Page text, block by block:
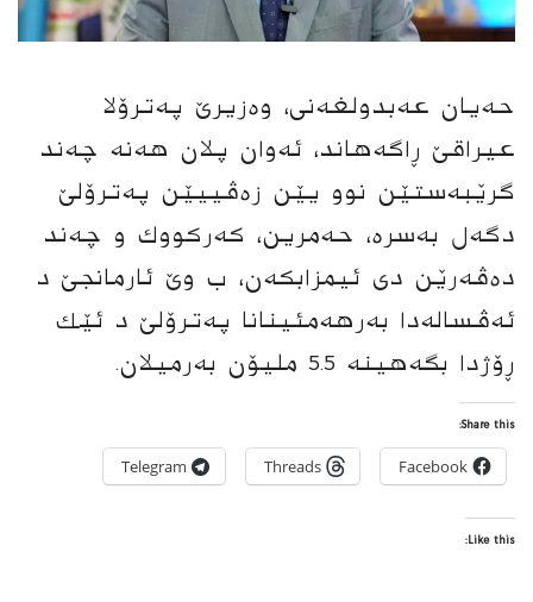
حەیان عەبدولغەنی، وەزیرێ په‌ترۆلا
عیراقێ ڕاگه‌هاند، ئه‌وان پلان هەنە چه‌ند
گرێبه‌ستێن نوو یێن زه‌ڤییێن په‌ترۆلێ
دگه‌ل به‌سرە، حه‌مرین، كه‌ركووك و چه‌ند
ده‌ڤه‌رێن دی ئیمزابكه‌ن، ب وێ ئارمانجێ د
ئه‌ڤساله‌دا به‌رهه‌مئینانا په‌ترۆلێ د ئێك
ڕۆژدا بگه‌هینه‌ 5.5 ملیۆن به‌رمیلان.
Share this:
Facebook
Threads
Telegram
Like this: